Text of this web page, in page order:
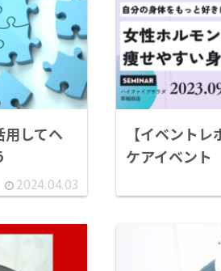
用してヘ
2024.04.03
【イベント
ケアイベント